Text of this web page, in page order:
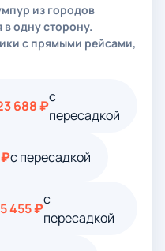
из городов
одну сторону.
с прямыми рейсами,
688 ₽
с
пересадкой
₽с пересадкой
455 ₽
с
пересадкой